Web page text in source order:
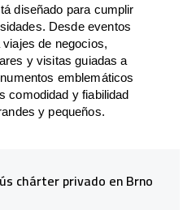
diseñado para cumplir
Desde eventos
de negocios,
y visitas guiadas a
emblemáticos
comodidad y fiabilidad
y pequeños.
chárter privado en Brno